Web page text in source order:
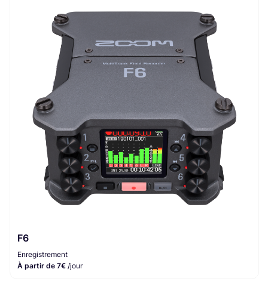
F6
Enregistrement
À partir de 7€ /jour